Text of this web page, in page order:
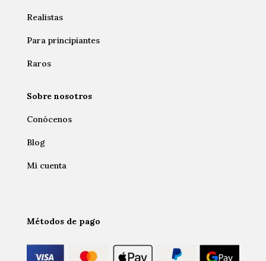
Realistas
Para principiantes
Raros
Sobre nosotros
Conócenos
Blog
Mi cuenta
Métodos de pago